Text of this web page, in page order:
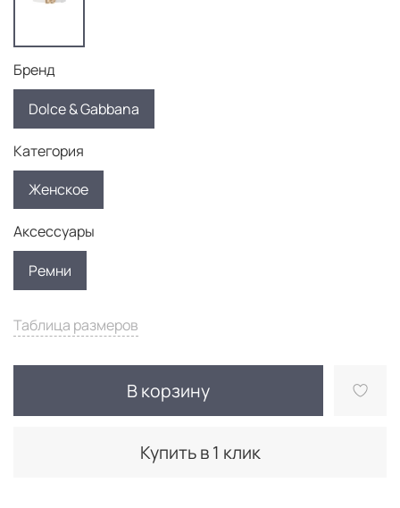
Таблица размеров
В корзину
Купить в 1 клик
Бренд
Dolce & Gabbana
Категория
Женское
Аксессуары
Ремни